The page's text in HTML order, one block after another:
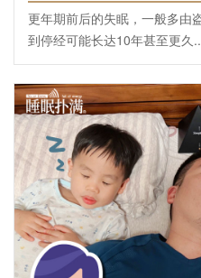
更年期前后的失眠，一般多由
到停经可能长达10年甚至更久